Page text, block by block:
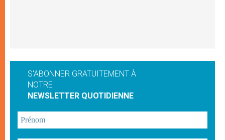
S'ABONNER GRATUITEMENT À
NOTRE
NEWSLETTER QUOTIDIENNE